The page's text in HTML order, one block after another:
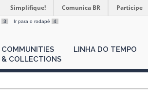
Simplifique! Comunica BR Participe
3 Ir para o rodapé 4
COMMUNITIES
& COLLECTIONS
LINHA DO TEMPO